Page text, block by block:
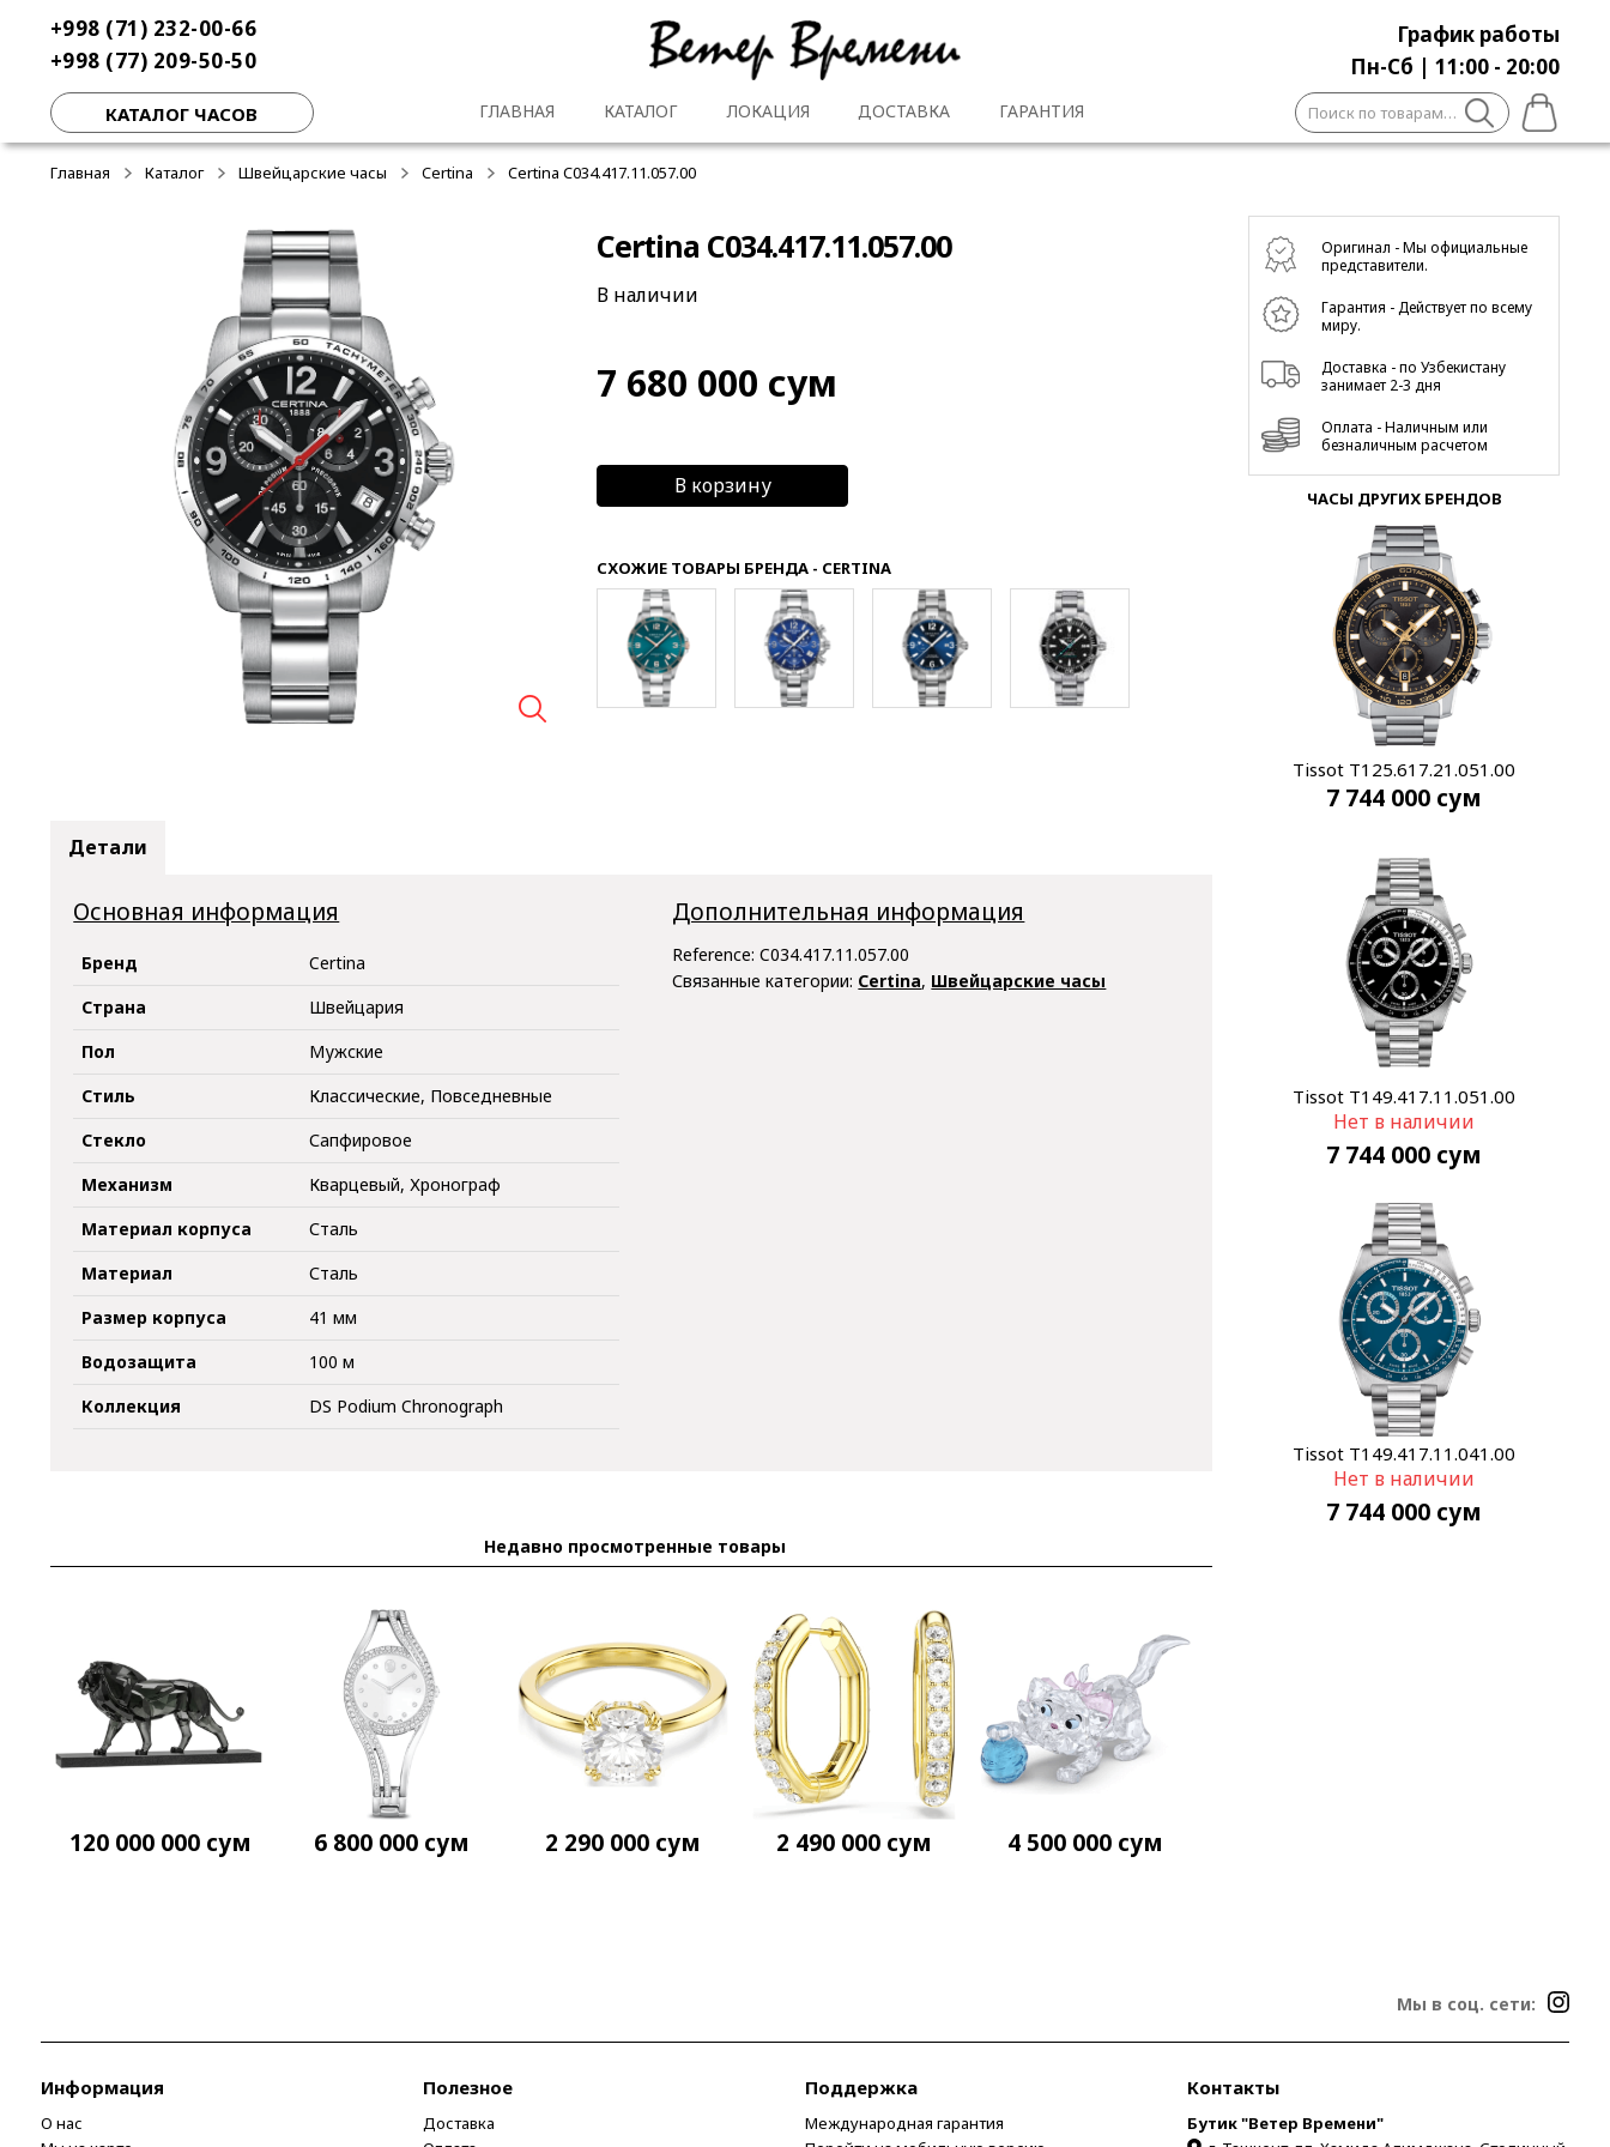
навигации
содержимому
+998 (71) 232-00-66
+998 (77) 209-50-50
График работы
Пн-Сб | 11:00 - 20:00
КАТАЛОГ ЧАСОВ ГЛАВНАЯ КАТАЛОГ ЛОКАЦИЯ ДОСТАВКА ГАРАНТИЯ Искать:
Главная Каталог Швейцарские часы Certina Certina C034.417.11.057.00
Certina C034.417.11.057.00
В наличии
7 680 000 сум
В корзину
СХОЖИЕ ТОВАРЫ БРЕНДА - CERTINA
Детали
Основная информация
Бренд
Certina
Страна
Швейцария
Пол
Мужские
Стиль
Классические, Повседневные
Стекло
Сапфировое
Механизм
Кварцевый, Хронограф
Материал корпуса
Сталь
Материал
Сталь
Размер корпуса
41 мм
Водозащита
100 м
Коллекция
DS Podium Chronograph
Дополнительная информация
Reference:C034.417.11.057.00
Связанные категории: Certina, Швейцарские часы
Недавно просмотренные товары
120 000 000 сум 6 800 000 сум 2 290 000 сум 2 490 000 сум 4 500 000 сум
Оригинал - Мы официальные
представители.
Гарантия - Действует по всему
миру.
Доставка - по Узбекистану
занимает 2-3 дня
Оплата - Наличным или
безналичным расчетом
ЧАСЫ ДРУГИХ БРЕНДОВ
Tissot T125.617.21.051.00
7 744 000 сум
Tissot T149.417.11.051.00
Нет в наличии
7 744 000 сум
Tissot T149.417.11.041.00
Нет в наличии
7 744 000 сум
Мы в соц. сети:
Информация
О нас
Полезное
Доставка
Поддержка
Международная гарантия
Контакты
Бутик "Ветер Времени"